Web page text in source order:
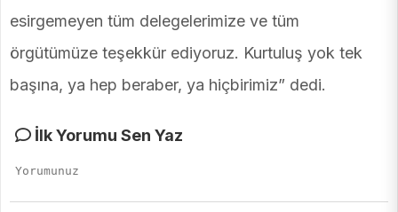
esirgemeyen tüm delegelerimize ve tüm
örgütümüze teşekkür ediyoruz. Kurtuluş yok tek
başına, ya hep beraber, ya hiçbirimiz” dedi.
İlk Yorumu Sen Yaz